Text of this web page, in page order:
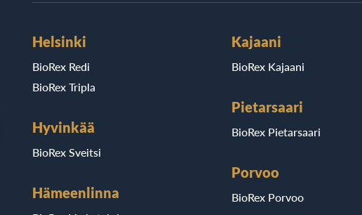
Helsinki
BioRex Redi
BioRex Tripla
Hyvinkää
BioRex Sveitsi
Hämeenlinna
Kajaani
BioRex Kajaani
Pietarsaari
BioRex Pietarsaari
Porvoo
BioRex Porvoo